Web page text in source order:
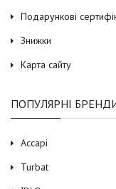
Подарункові
Знижки
Карта сайту
ПОПУЛЯРНІ
Accapi
Turbat